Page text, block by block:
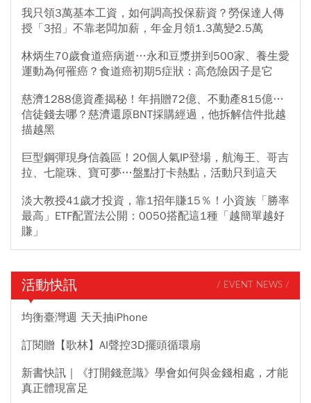
20萬元，一趟救援就要花上百萬元。
我只領3萬基本工資，如何調高投保薪資？勞保達人傳
授「3招」不靠老闆加薪，年金月領1.3萬變2.5萬
林炳生70歲食道癌病逝…永和豆漿拼到500家、養生愛
運動為何罹癌？食道癌初期5症狀：高危險因子是它
慈濟1288億資產揭秘！年捐贈72億、不動產815億…
信徒錢去哪？慈濟還原BNT採購經過，他拆解信件批越
描越黑
巨型鋼彈現身信義區！20個人氣IP登場，航海王、哥吉
拉、七龍珠、寶可夢…盤點打卡熱點，活動只到這天
淡大教授41歲才投資，靠1招年賺15％！小資族「勝率
最高」ETF配置法公開：0050搭配這1種「越簡單越好
賺」
活動快訊 / EVENT NEWS /
均衡臺灣週 天天抽iPhone
訂閱贈【歌林】AI聲控3D擺頭循環扇
新書快訊｜《打開錢意識》學會如何與金錢相處，才能
真正體現富足